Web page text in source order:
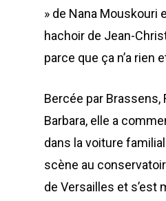
» de Nana Mouskouri
hachoir de Jean-
parce que ça n’a rien
Bercée par Brassens,
Barbara, elle a
dans la voiture
scène au
de Versailles et s’est